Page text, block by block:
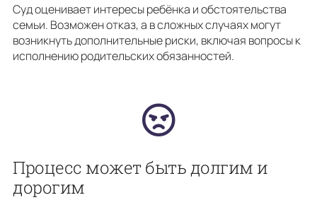
Суд оценивает интересы ребёнка и обстоятельства
семьи. Возможен отказ, а в сложных случаях могут
возникнуть дополнительные риски, включая вопросы к
исполнению родительских обязанностей.
Процесс может быть долгим и
дорогим